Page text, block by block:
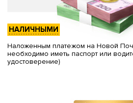
НАЛИЧНЫМИ
Наложенным платежом на Новой
необходимо иметь паспорт или
удостоверение)